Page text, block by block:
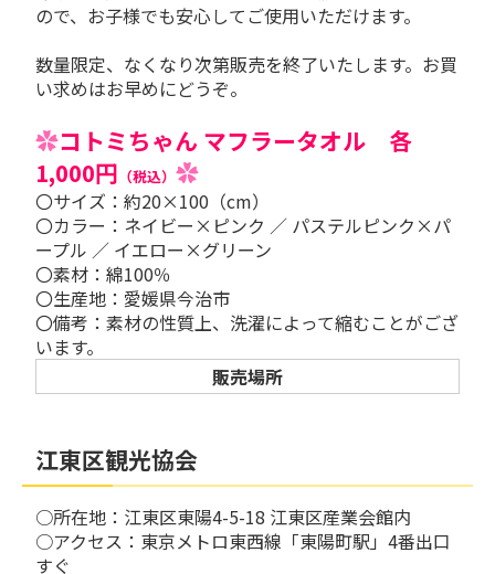
ので、お子様でも安心してご使用いただけます。
数量限定、なくなり次第販売を終了いたします。お買
い求めはお早めにどうぞ。
✿コトミちゃん マフラータオル 各
1,000円 （税込） ✿
〇サイズ：約20×100（cm）
〇カラー：ネイビー×ピンク ／ パステルピンク×パ
ープル ／ イエロー×グリーン
〇素材：綿100％
〇生産地：愛媛県今治市
〇備考：素材の性質上、洗濯によって縮むことがござ
います。
販売場所
江東区観光協会
○所在地：江東区東陽4-5-18 江東区産業会館内
○アクセス：東京メトロ東西線「東陽町駅」4番出口
すぐ